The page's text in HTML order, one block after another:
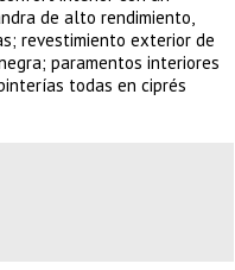
de alto rendimiento,
revestimiento exterior de
paramentos interiores
todas en ciprés